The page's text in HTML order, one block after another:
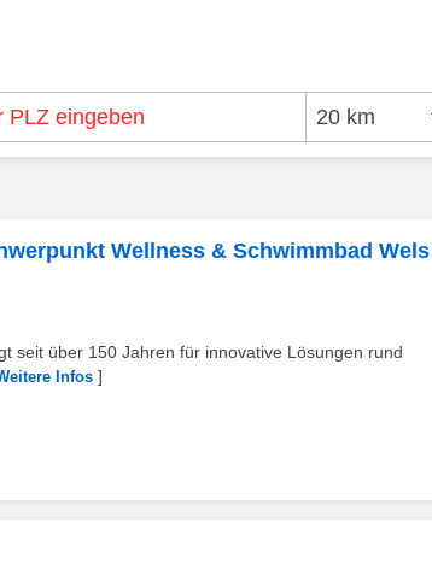
Wellness & Schwimmbad Wels
seit über 150 Jahren für innovative Lösungen rund
Infos ]